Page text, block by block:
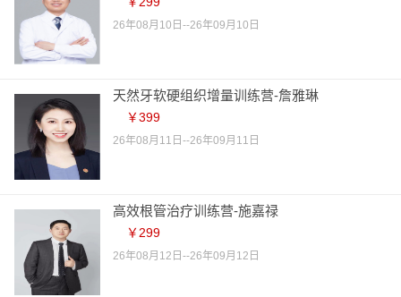
26年08月10日--26年09月10日
天然牙软硬组织增量训练营-詹雅琳
￥399
26年08月11日--26年09月11日
高效根管治疗训练营-施嘉禄
￥299
26年08月12日--26年09月12日